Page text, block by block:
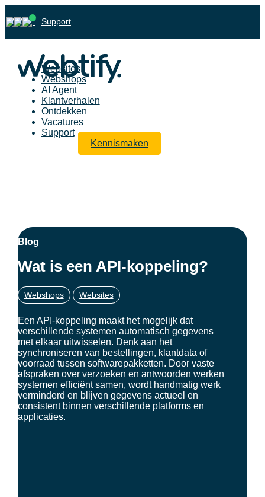
Support
Websites
Webshops
AI Agent
Klantverhalen
Ontdekken
Vacatures
Support
Kennismaken
Blog
Wat is een API-koppeling?
Webshops Websites
Een API-koppeling maakt het mogelijk dat
verschillende systemen automatisch gegevens
met elkaar uitwisselen. Denk aan het
synchroniseren van bestellingen, klantdata of
voorraad tussen softwarepakketten. Door vaste
afspraken over verzoeken en antwoorden werken
systemen efficiënt samen, wordt handmatig werk
verminderd en blijven gegevens actueel en
consistent binnen verschillende platforms en
applicaties.